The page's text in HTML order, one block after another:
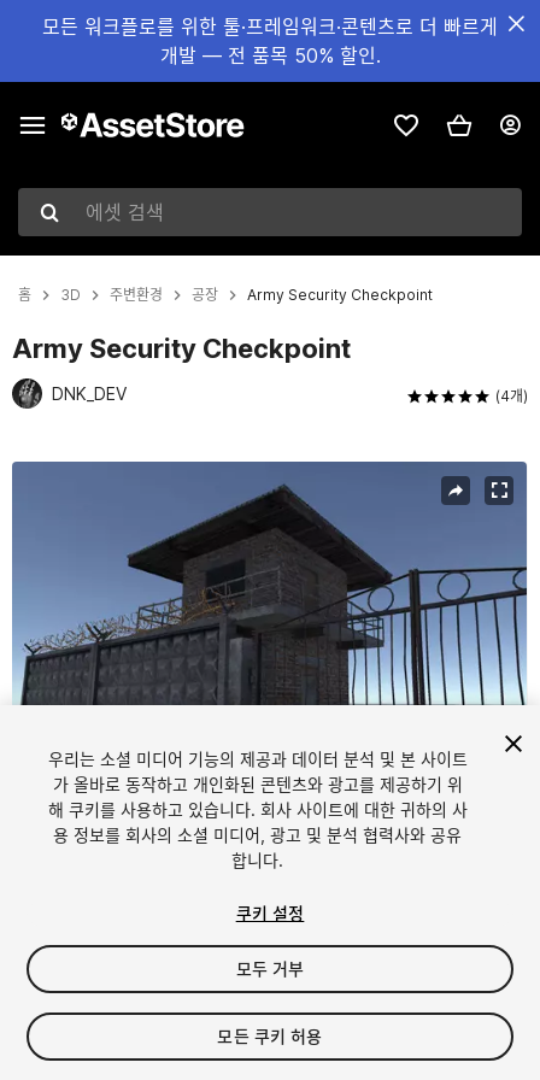
모든 워크플로를 위한 툴·프레임워크·콘텐츠로 더 빠르게
개발 — 전 품목 50% 할인.
에셋 검색
홈 3D 주변환경 공장 Army Security Checkpoint
Army Security Checkpoint
DNK_DEV (4개)
/5
$4.99
우리는 소셜 미디어 기능의 제공과 데이터 분석 및 본 사이트
가 올바로 동작하고 개인화된 콘텐츠와 광고를 제공하기 위
해 쿠키를 사용하고 있습니다. 회사 사이트에 대한 귀하의 사
용 정보를 회사의 소셜 미디어, 광고 및 분석 협력사와 공유
합니다.
쿠키 설정
모두 거부
모든 쿠키 허용